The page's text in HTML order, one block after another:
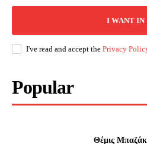
I WANT IN
I've read and accept the Privacy
Popular
Θέμις